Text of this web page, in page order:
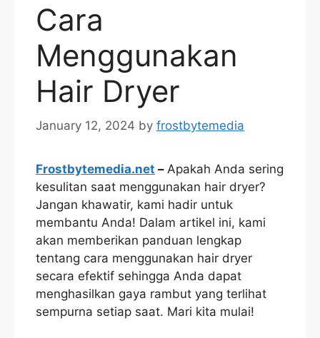
Cara
Menggunakan
Hair Dryer
January 12, 2024 by frostbytemedia
Frostbytemedia.net – Apakah Anda sering
kesulitan saat menggunakan hair dryer?
Jangan khawatir, kami hadir untuk
membantu Anda! Dalam artikel ini, kami
akan memberikan panduan lengkap
tentang cara menggunakan hair dryer
secara efektif sehingga Anda dapat
menghasilkan gaya rambut yang terlihat
sempurna setiap saat. Mari kita mulai!